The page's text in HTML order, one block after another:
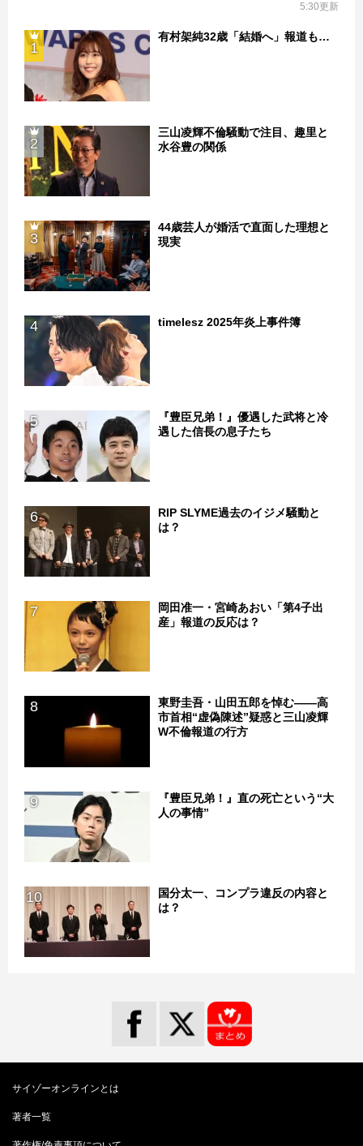
5:30更新
1
有村架純32歳「結婚へ」報道も…
2
三山凌輝不倫騒動で注目、趣里と
水谷豊の関係
3
44歳芸人が婚活で直面した理想と
現実
4 timelesz 2025年炎上事件簿
5
『豊臣兄弟！』優遇した武将と冷
遇した信長の息子たち
6
RIP SLYME過去のイジメ騒動と
は？
7
岡田准一・宮崎あおい「第4子出
産」報道の反応は？
8
東野圭吾・山田五郎を悼む――高
市首相“虚偽陳述”疑惑と三山凌輝
W不倫報道の行方
9
『豊臣兄弟！』直の死亡という“大
人の事情”
10
国分太一、コンプラ違反の内容と
は？
サイゾーオンラインとは
著者一覧